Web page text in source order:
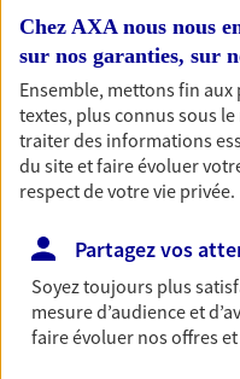
Habitation
Votre logement est
contrat Ma Maison
protégeant ce qui
Découvrir l'offre
OBTENIR
Garantie
Chez AXA nous nous
sur nos garanties, sur
Ensemble, mettons fin
textes, plus connus sous
traiter des informations
du site et faire évoluer
respect de votre vie privée.
Partagez vos
Soyez toujours plus
mesure d’audience et
faire évoluer nos offres